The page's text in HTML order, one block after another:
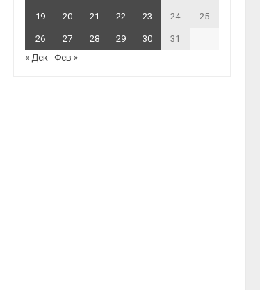
19 20 21 22 23 24 25
26 27 28 29 30
31
« Дек
Фев »